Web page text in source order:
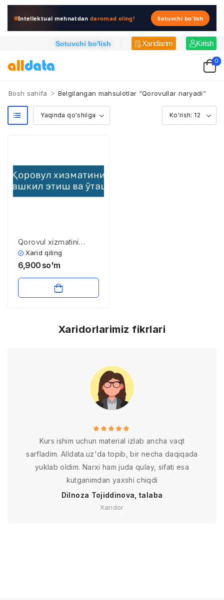
Intellektual mehnatdandaromad oling! Sotuvchi bo'lish
Sotuvchi bo'lish Xaridlarim Kirish
0
Bosh sahifa > Belgilangan mahsulotlar “Qorovullar naryadi”
Qorovul xizmatini
tashkil etish va o’tash
Xarid qiling
6,900 so'm
Xaridorlarimiz fikrlari
Kurs ishim uchun material izlab ancha vaqt
sarfladim. Alldata.uz'da topib, bir necha daqiqada
yuklab oldim. Narxi ham juda qulay, sifati esa
kutganimdan yaxshi chiqdi
Dilnoza Tojiddinova, talaba
Xaridor